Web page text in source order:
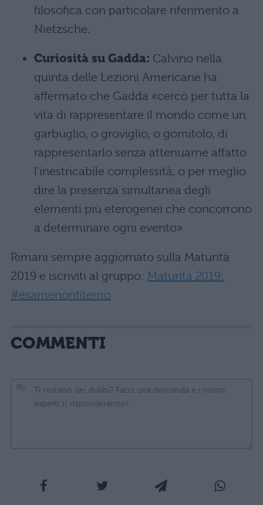
filosofica con particolare riferimento a
Nietzsche.
Curiosità su Gadda: Calvino nella
quinta delle Lezioni Americane ha
affermato che Gadda «cercò per tutta la
vita di rappresentare il mondo come un
garbuglio, o groviglio, o gomitolo, di
rappresentarlo senza attenuarne affatto
l’inestricabile complessità, o per meglio
dire la presenza simultanea degli
elementi più eterogenei che concorrono
a determinare ogni evento»
Rimani sempre aggiornato sulla Maturità
2019 e iscriviti al gruppo: Maturità 2019:
#esamenontitemo
COMMENTI